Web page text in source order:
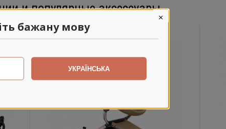
и популярные аксессуары
бажану мову
×
УКРАЇНСЬКА